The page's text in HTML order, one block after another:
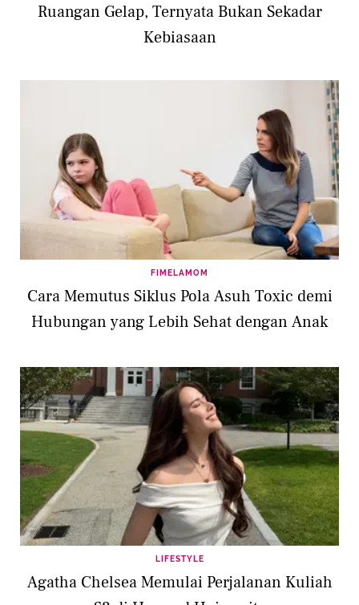
Ruangan Gelap, Ternyata Bukan Sekadar
Kebiasaan
FIMELAMOM
Cara Memutus Siklus Pola Asuh Toxic demi
Hubungan yang Lebih Sehat dengan Anak
LIFESTYLE
Agatha Chelsea Memulai Perjalanan Kuliah